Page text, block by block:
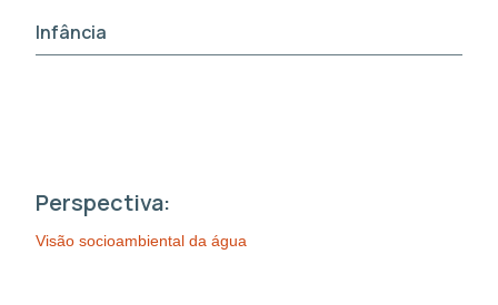
Infância
Perspectiva:
Visão socioambiental da água